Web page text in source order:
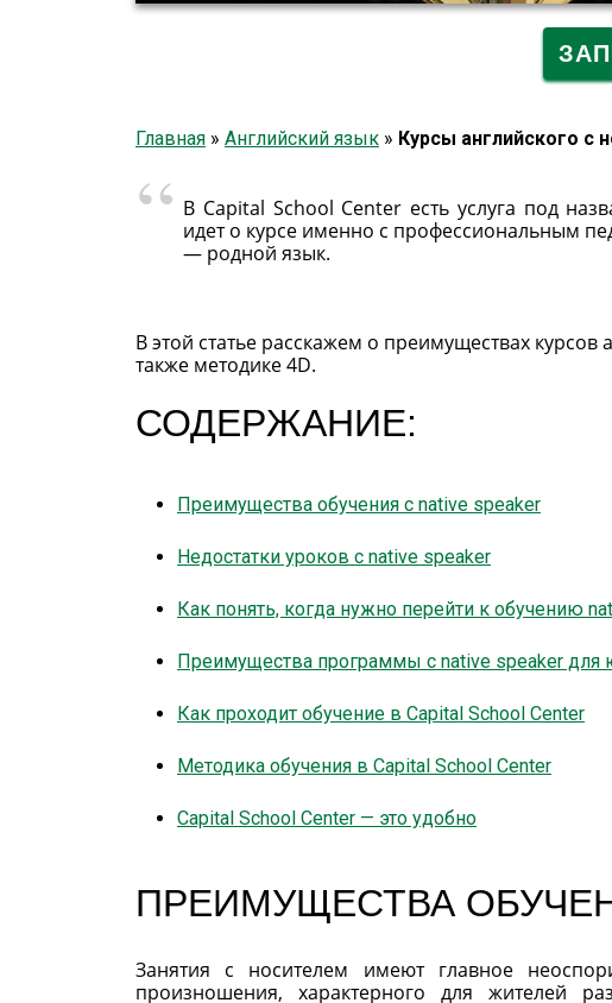
Главная » Английский язык » Курсы английского с
В Capital School Center есть услуга под
идет о курсе именно с профессиональным
— родной язык.
В этой статье расскажем о преимуществах
также методике 4D.
СОДЕРЖАНИЕ:
Преимущества обучения с native speaker
Недостатки уроков с native speaker
Как понять, когда нужно перейти к обучению
Преимущества программы с native speaker для
Как проходит обучение в Capital School Center
Методика обучения в Capital School Center
Capital School Center — это удобно
ПРЕИМУЩЕСТВА
Занятия с носителем имеют главное
произношения, характерного для жителей